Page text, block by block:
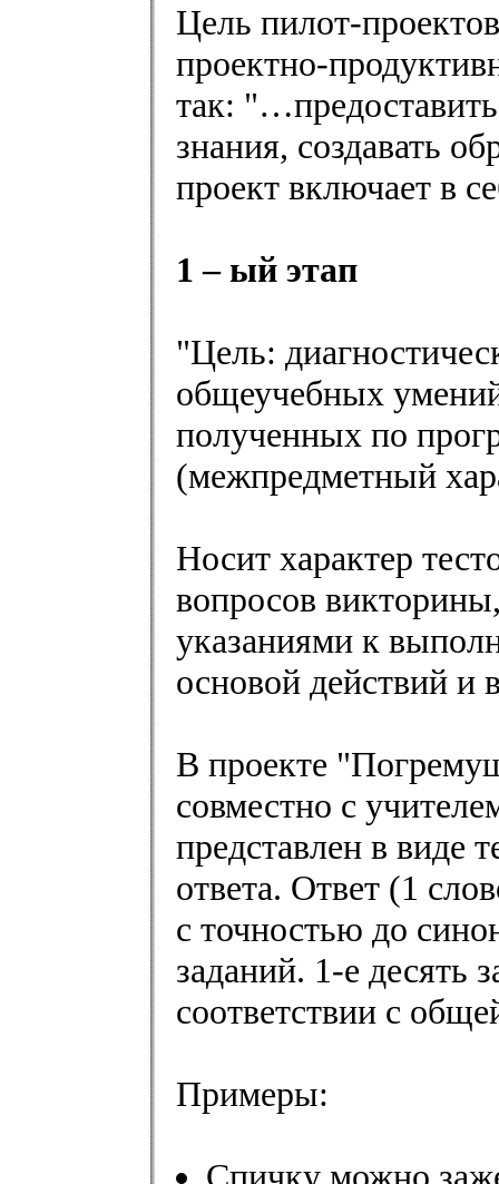
Цель пилот-
проектно-
так:
знания, создавать
проект включает в
1 – ый этап
"Цель:
общеучебных
полученных по
(межпредметный
Носит характер
вопросов
указаниями к
основой действий и
В проекте
совместно с
представлен в виде
ответа. Ответ (1
с точностью до
заданий. 1-е десять
соответствии с
Примеры: